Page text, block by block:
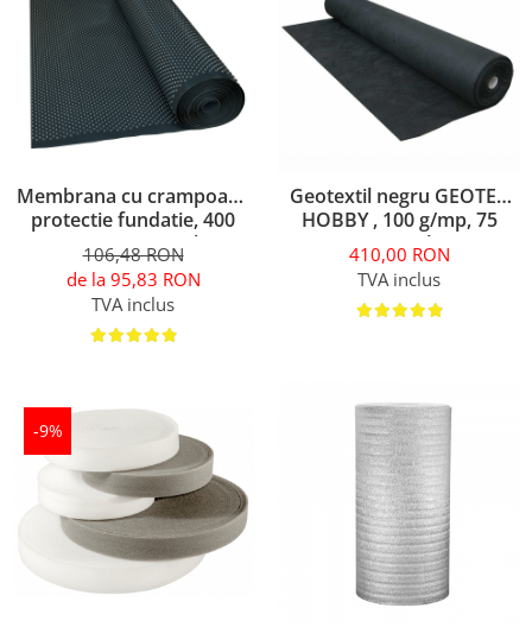
Membrana cu crampoane
protectie fundatie, 400
g/mp, 20 m/sul,
TERRAPLAST PLUS L8
106,48 RON
de la 95,83 RON
TVA inclus
Geotextil negru GEOTEX
HOBBY , 100 g/mp, 75
mp/sul
410,00 RON
TVA inclus
-9%